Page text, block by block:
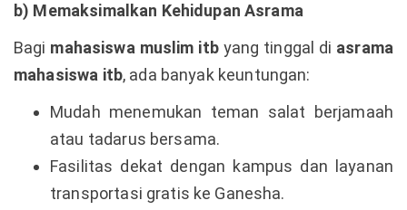
b) Memaksimalkan Kehidupan Asrama
Bagi mahasiswa muslim itbyang tinggal di asrama
mahasiswa itb, ada banyak keuntungan:
Mudah menemukan teman salat berjamaah
atau tadarus bersama.
Fasilitas dekat dengan kampus dan layanan
transportasi gratis ke Ganesha.